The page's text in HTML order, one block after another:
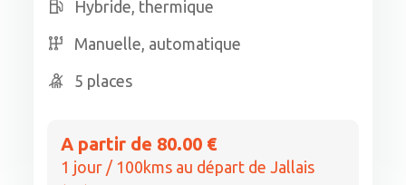
Hybride, thermique
Manuelle, automatique
5 places
A partir de 80.00 €
1 jour / 100kms au départ de Jallais